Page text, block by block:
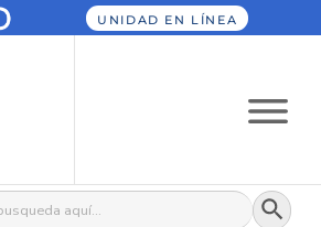
UNIDAD EN LÍNEA
Botón